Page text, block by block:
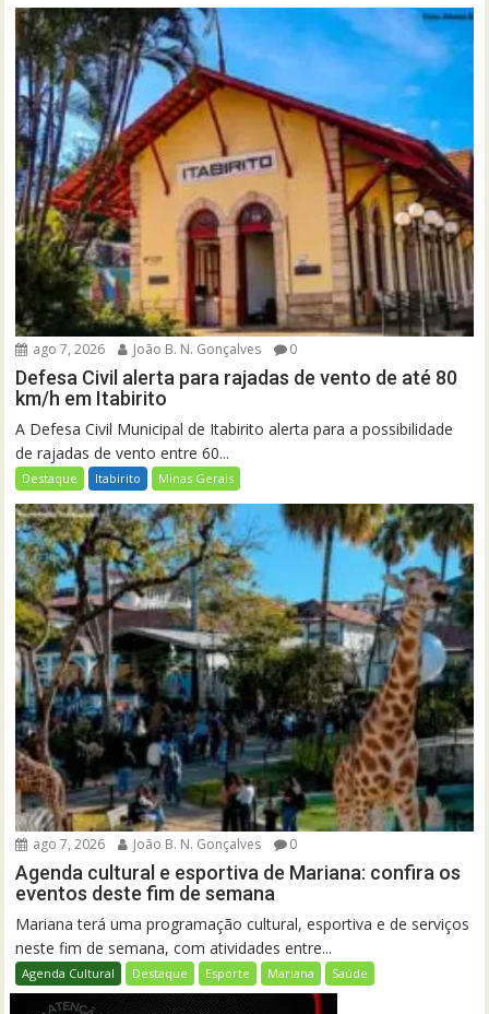
ago 7, 2026 João B. N. Gonçalves 0
Defesa Civil alerta para rajadas de vento de até 80
km/h em Itabirito
A Defesa Civil Municipal de Itabirito alerta para a possibilidade
de rajadas de vento entre 60...
Destaque Itabirito Minas Gerais
ago 7, 2026 João B. N. Gonçalves 0
Agenda cultural e esportiva de Mariana: confira os
eventos deste fim de semana
Mariana terá uma programação cultural, esportiva e de serviços
neste fim de semana, com atividades entre...
Agenda Cultural Destaque Esporte Mariana Saúde